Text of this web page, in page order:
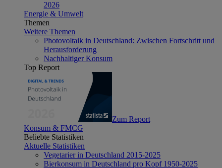
2026
Energie & Umwelt
Themen
Weitere Themen
Photovoltaik in Deutschland: Zwischen Fortschritt und
Herausforderung
Nachhaltiger Konsum
Top Report
Zum Report
Konsum & FMCG
Beliebte Statistiken
Aktuelle Statistiken
Vegetarier in Deutschland 2015-2025
Bierkonsum in Deutschland pro Kopf 1950-2025